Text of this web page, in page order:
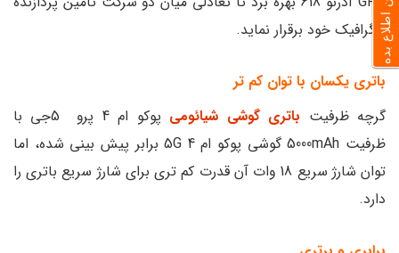
و گرافیک خود برقرار نماید.
باتری یکسان با توان کم تر
گرچه ظرفیت باتری گوشی شیائومی
پوکو ام 4 پرو 5جی با
ظرفیت 5000mAh گوشی پوکو ام 4 5G برابر پیش بینی شده، اما
توان شارژ سریع 18 وات آن قدرت کم تری برای شارژ سریع باتری را
دارد.